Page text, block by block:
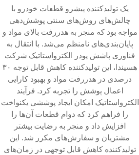
یک تولیدکننده پیشرو قطعات خودرو با
چالش‌های روش‌های سنتی پوشش‌دهی
مواجه بود که منجر به هدررفت بالای مواد و
پایان‌بندی‌های نامنظم می‌شد. با انتقال به
فناوری پاشش پودر الکترواستاتیک شرکت
هسیندا، این تولیدکننده کاهش قابل توجه ۳۰
درصدی در هدررفت مواد و بهبود کارایی
اعمال پوشش را تجربه کرد. فرآیند
الکترواستاتیک امکان ایجاد پوششی یکنواخت
را فراهم کرد که دوام قطعات آن‌ها را
افزایش داد و منجر به رضایت بیشتر
مشتریان و سفارش‌های مکرر شد. این
تولیدکننده کاهش قابل توجهی در زمان‌های